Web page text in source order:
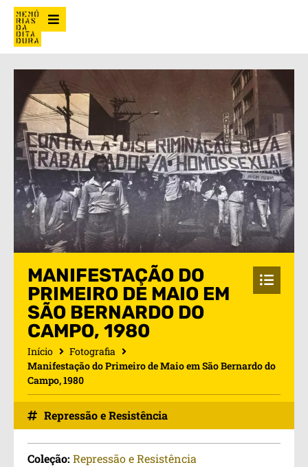
MANIFESTAÇÃO DO
PRIMEIRO DE MAIO EM
SÃO BERNARDO DO
CAMPO, 1980
Início
Fotografia
Manifestação do Primeiro de Maio em São Bernardo do
Campo, 1980
Repressão e Resistência
Coleção: Repressão e Resistência